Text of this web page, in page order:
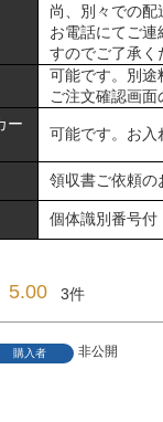
尚、別々での配
お電話にてご連
すのでご了承く
可能です。別途
ご注文確認画面
ー
可能です。お入
領収書ご依頼の
個体識別番号付
5.00 3
購入者
非公開